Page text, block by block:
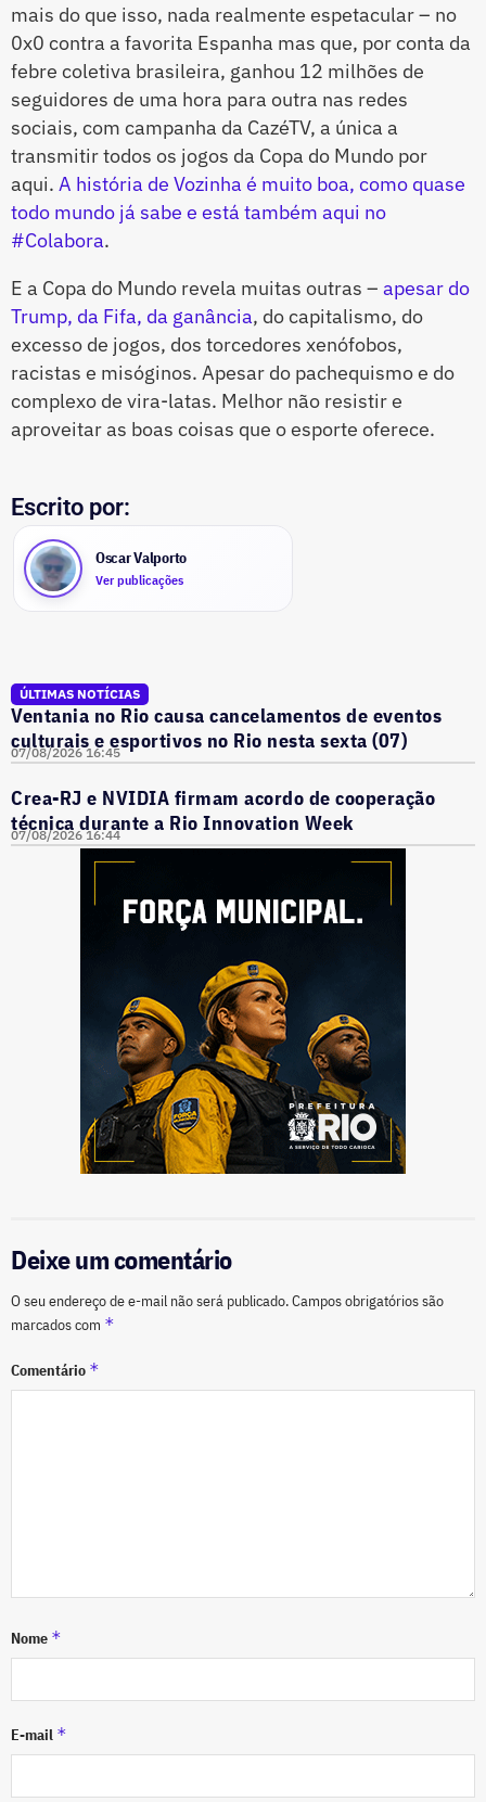
mais do que isso, nada realmente espetacular – no
0x0 contra a favorita Espanha mas que, por conta da
febre coletiva brasileira, ganhou 12 milhões de
seguidores de uma hora para outra nas redes
sociais, com campanha da CazéTV, a única a
transmitir todos os jogos da Copa do Mundo por
aqui. A história de Vozinha é muito boa, como quase
todo mundo já sabe e está também aqui no
#Colabora.
E a Copa do Mundo revela muitas outras – apesar do
Trump, da Fifa, da ganância, do capitalismo, do
excesso de jogos, dos torcedores xenófobos,
racistas e misóginos. Apesar do pachequismo e do
complexo de vira-latas. Melhor não resistir e
aproveitar as boas coisas que o esporte oferece.
Escrito por:
Oscar Valporto
Ver publicações
ÚLTIMAS NOTÍCIAS
Ventania no Rio causa cancelamentos de eventos
culturais e esportivos no Rio nesta sexta (07)
07/08/2026 16:45
Crea-RJ e NVIDIA firmam acordo de cooperação
técnica durante a Rio Innovation Week
07/08/2026 16:44
Deixe um comentário
O seu endereço de e-mail não será publicado.Campos obrigatórios são
marcados com *
Comentário *
Nome *
E-mail *